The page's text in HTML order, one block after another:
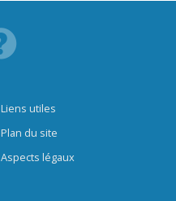
Liens utiles
Plan du site
Aspects légaux